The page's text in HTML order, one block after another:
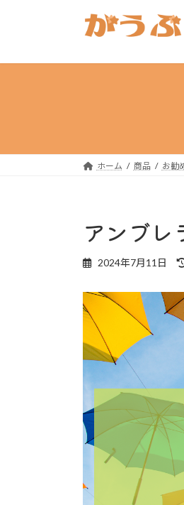
ホーム 商品 お勧
アンブレ
2024年7月11日